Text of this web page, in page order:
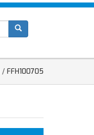
/ FFH100705